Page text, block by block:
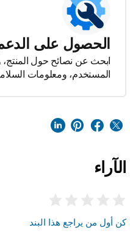
الحصول على الدعم
ابحث عن نصائح حول المنتج،
المستخدم، ومعلومات
الآراء
كن أول من يراجع هذا البند